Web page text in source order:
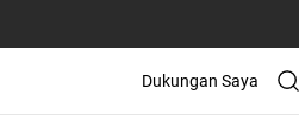
Dukungan Saya